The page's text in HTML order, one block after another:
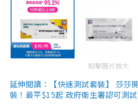
點擊圖片放大
延伸閱讀：【快速測試套裝】 莎莎
裝！最平$15起 政府衛生署認可測